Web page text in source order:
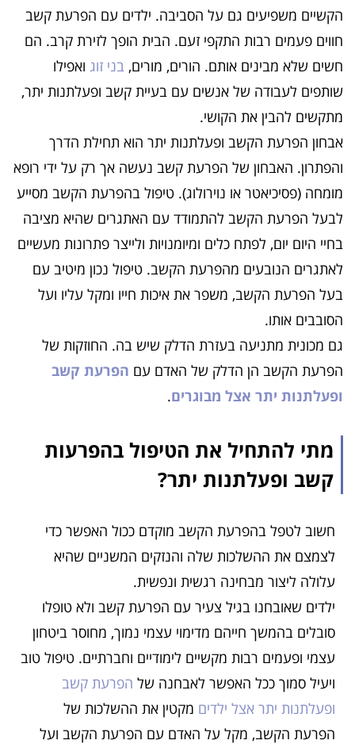
הקשיים משפיעים גם על הסביבה. ילדים עם הפרעת קשב
חווים פעמים רבות התקפי זעם. הבית הופך לזירת קרב. הם
חשים שלא מבינים אותם. הורים, מורים, בני זוג ואפילו
שותפים לעבודה של אנשים עם בעיית קשב ופעלתנות יתר,
מתקשים להבין את הקושי.
אבחון הפרעת הקשב ופעלתנות יתר הוא תחילת הדרך
והפתרון. האבחון של הפרעת קשב נעשה אך רק על ידי רופא
מומחה (פסיכיאטר או נוירולוג). טיפול בהפרעת הקשב מסייע
לבעל הפרעת הקשב להתמודד עם האתגרים שהיא מציבה
בחיי היום יום, לפתח כלים ומיומנויות ולייצר פתרונות מעשיים
לאתגרים הנובעים מהפרעת הקשב. טיפול נכון מיטיב עם
בעל הפרעת הקשב, משפר את איכות חייו ומקל עליו ועל
הסובבים אותו.
גם מכונית מתניעה בעזרת הדלק שיש בה. החוזקות של
הפרעת הקשב הן הדלק של האדם עם הפרעת קשב
ופעלתנות יתר אצל מבוגרים.
מתי להתחיל את הטיפול בהפרעות
קשב ופעלתנות יתר?
חשוב לטפל בהפרעת הקשב מוקדם ככול האפשר כדי
לצמצם את ההשלכות שלה והנזקים המשניים שהיא
עלולה ליצור מבחינה רגשית ונפשית.
ילדים שאובחנו בגיל צעיר עם הפרעת קשב ולא טופלו
סובלים בהמשך חייהם מדימוי עצמי נמוך, מחוסר ביטחון
עצמי ופעמים רבות מקשיים לימודיים וחברתיים. טיפול טוב
ויעיל סמוך ככל האפשר לאבחנה של הפרעת קשב
ופעלתנות יתר אצל ילדים מקטין את ההשלכות של
הפרעת הקשב, מקל על האדם עם הפרעת הקשב ועל